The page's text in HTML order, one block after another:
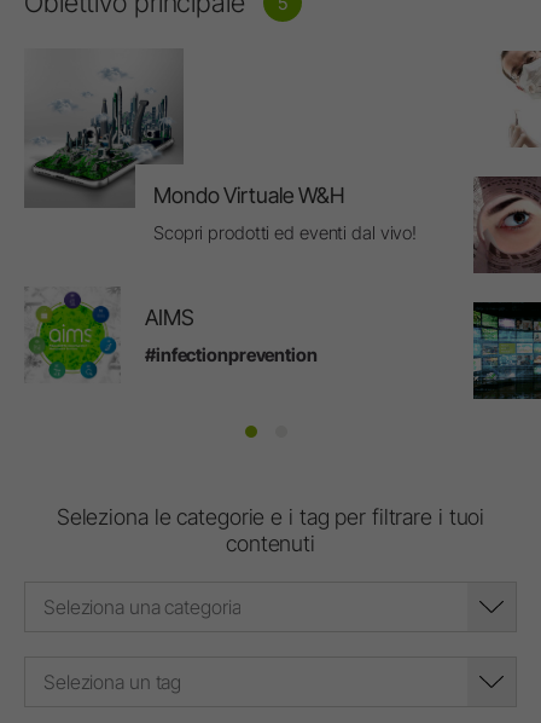
Mondo Virtuale W&H
Scopri prodotti ed eventi dal vivo!
AIMS
#infectionprevention
Seleziona le categorie e i tag per filtrare i tuoi
contenuti
Seleziona una categoria
Seleziona un tag